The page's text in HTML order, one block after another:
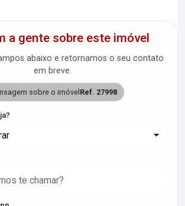
a gente sobre este imóvel
abaixo e retornamos o seu contato
em breve.
sobre o imóvel Ref. 27998